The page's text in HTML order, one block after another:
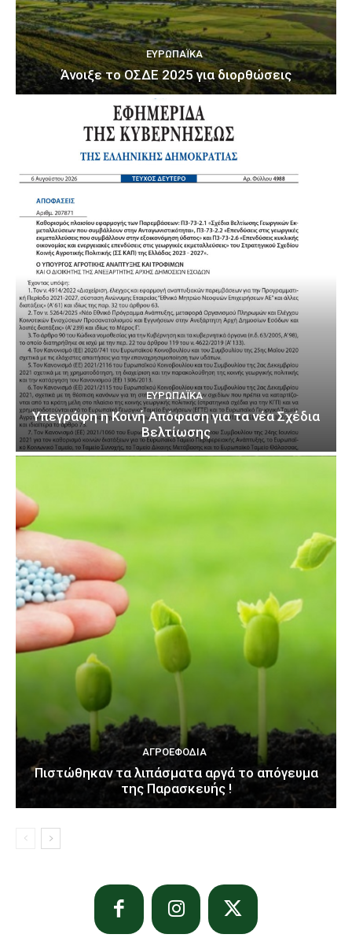
ΕΥΡΩΠΑΪΚΆ
Άνοιξε το ΟΣΔΕ 2025 για διορθώσεις
ΕΥΡΩΠΑΪΚΆ
Υπεγράφη η Κοινή Απόφαση για τα νέα Σχέδια
Βελτίωσης
ΑΓΡΟΕΦΌΔΙΑ
Πιστώθηκαν τα λιπάσματα αργά το απόγευμα
της Παρασκευής !